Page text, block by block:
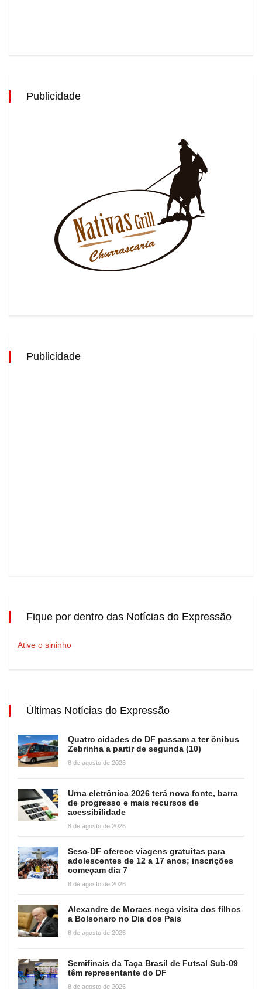
Publicidade
Publicidade
Fique por dentro das Notícias do Expressão
Ative o sininho
Últimas Notícias do Expressão
Quatro cidades do DF passam a ter ônibus
Zebrinha a partir de segunda (10)
8 de agosto de 2026
Urna eletrônica 2026 terá nova fonte, barra
de progresso e mais recursos de
acessibilidade
8 de agosto de 2026
Sesc-DF oferece viagens gratuitas para
adolescentes de 12 a 17 anos; inscrições
começam dia 7
8 de agosto de 2026
Alexandre de Moraes nega visita dos filhos
a Bolsonaro no Dia dos Pais
8 de agosto de 2026
Semifinais da Taça Brasil de Futsal Sub-09
têm representante do DF
8 de agosto de 2026